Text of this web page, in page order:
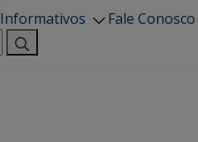
Informativos
Fale Conosco